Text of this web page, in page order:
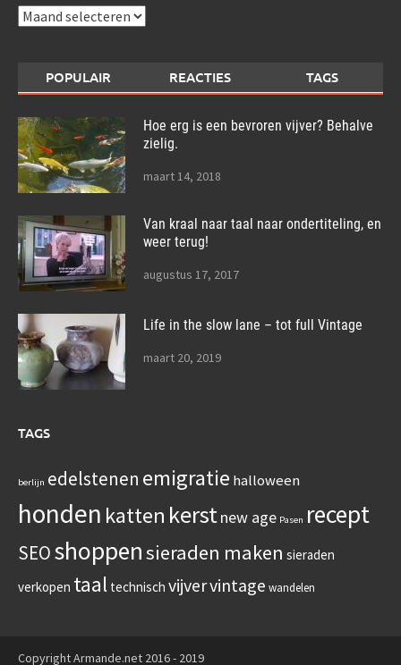
Archieven
POPULAIR REACTIES TAGS
Hoe erg is een bevroren vijver? Behalve
zielig.
maart 14, 2018
Van kraal naar taal naar ondertiteling, en
weer terug!
augustus 17, 2017
Life in the slow lane – tot full Vintage
maart 20, 2019
TAGS
berlijn edelstenen emigratie halloween
honden katten kerstnew age Pasen recept
SEOshoppensieraden maken sieraden
verkopen taal technisch vijvervintage wandelen
Copyright Armande.net 2016 - 2019